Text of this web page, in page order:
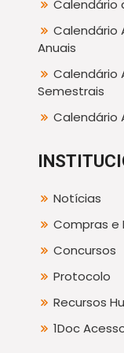
Calendário
Calendário
Anuais
Calendário
Semestrais
Calendário
Notícias
Compras e
Concursos
Protocolo
Recursos
1Doc